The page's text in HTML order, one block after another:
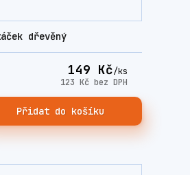
dřevěný
149 Kč/ks
123 Kč bez DPH
Přidat do košíku